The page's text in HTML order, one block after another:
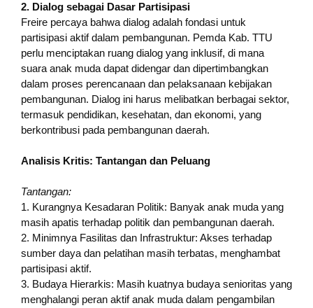
2. Dialog sebagai Dasar Partisipasi
Freire percaya bahwa dialog adalah fondasi untuk
partisipasi aktif dalam pembangunan. Pemda Kab. TTU
perlu menciptakan ruang dialog yang inklusif, di mana
suara anak muda dapat didengar dan dipertimbangkan
dalam proses perencanaan dan pelaksanaan kebijakan
pembangunan. Dialog ini harus melibatkan berbagai sektor,
termasuk pendidikan, kesehatan, dan ekonomi, yang
berkontribusi pada pembangunan daerah.
Analisis Kritis: Tantangan dan Peluang
Tantangan:
1. Kurangnya Kesadaran Politik: Banyak anak muda yang
masih apatis terhadap politik dan pembangunan daerah.
2. Minimnya Fasilitas dan Infrastruktur: Akses terhadap
sumber daya dan pelatihan masih terbatas, menghambat
partisipasi aktif.
3. Budaya Hierarkis: Masih kuatnya budaya senioritas yang
menghalangi peran aktif anak muda dalam pengambilan